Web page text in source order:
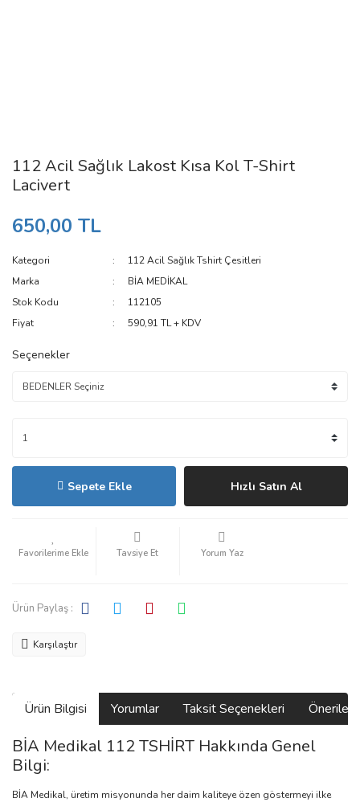
112 Acil Sağlık Lakost Kısa Kol T-Shirt
Lacivert
650,00 TL
Kategori
112 Acil Sağlık Tshirt Çesitleri
Marka
BİA MEDİKAL
Stok Kodu
112105
Fiyat
590,91 TL + KDV
Seçenekler
Sepete Ekle Hızlı Satın Al
Tavsiye Et Yorum Yaz
Ürün Paylaş :
Karşılaştır
Ürün Bilgisi Yorumlar Taksit Seçenekleri
BİA Medikal 112 TSHİRT Hakkında Genel
Bilgi:
BİA Medikal, üretim misyonunda her daim kaliteye özen göstermeyi ilke